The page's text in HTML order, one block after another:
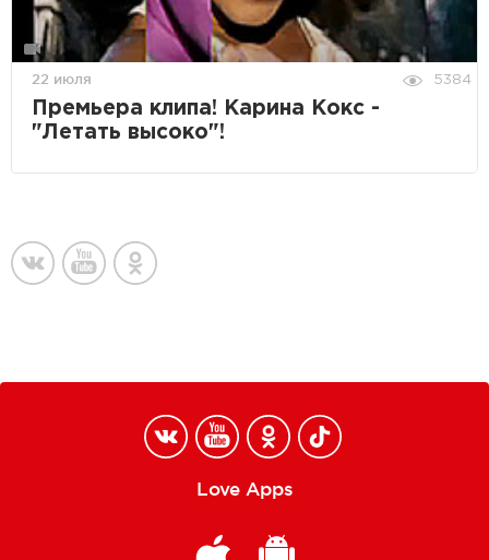
22 июля 5384
Премьера клипа! Карина Кокс -
"Летать высоко"!
Love Apps